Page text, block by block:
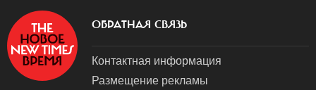
ОБРАТНАЯ СВЯЗЬ
Контактная информация
Размещение рекламы